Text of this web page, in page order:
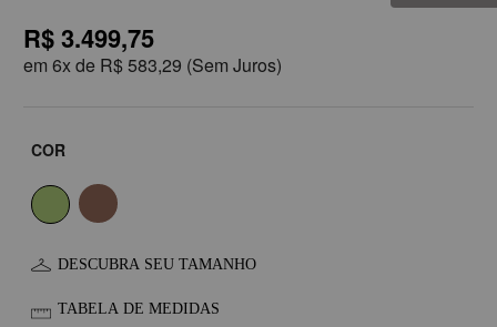
R$ 3.499,75
em 6x de R$ 583,29 (Sem Juros)
COR
DESCUBRA SEU TAMANHO
TABELA DE MEDIDAS